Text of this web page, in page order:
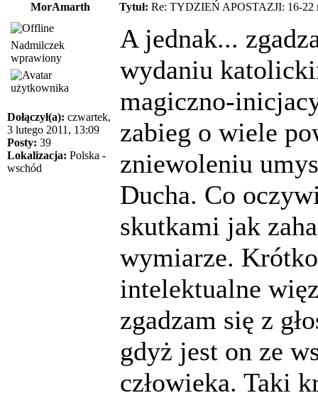
MorAmarth
Tytuł: Re: TYDZIEŃ APOSTAZJI: 16-22
Nadmilczek
wprawiony
Dołączył(a): czwartek,
3 lutego 2011, 13:09
Posty: 39
Lokalizacja: Polska -
wschód
A jednak...
wydaniu
magiczno-
zabieg o wiele
zniewoleniu
Ducha. Co
skutkami jak
wymiarze.
intelektualne
zgadzam się z
gdyż jest on ze
człowieka. Taki